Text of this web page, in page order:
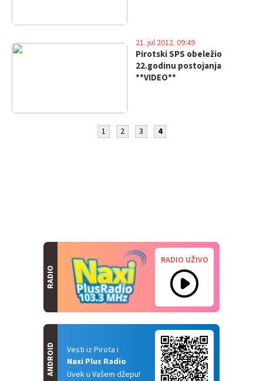
Pirotski SPS obeležio
22.godinu postojanja
**VIDEO**
21. jul 2012. 09:49
1 2 3 4
RADIO
RADIO UŽIVO
Vesti iz Pirota i
Naxi Plus Radio
Uvek u Vašem džepu!
ANDROID